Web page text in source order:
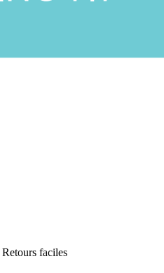
Retours faciles